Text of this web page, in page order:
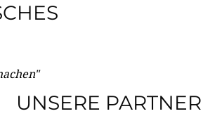
UNSERE PARTNER